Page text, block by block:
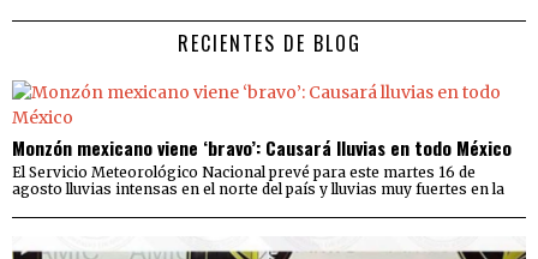
RECIENTES DE BLOG
Monzón mexicano viene ‘bravo’: Causará lluvias en todo México
El Servicio Meteorológico Nacional prevé para este martes 16 de
agosto lluvias intensas en el norte del país y lluvias muy fuertes en la